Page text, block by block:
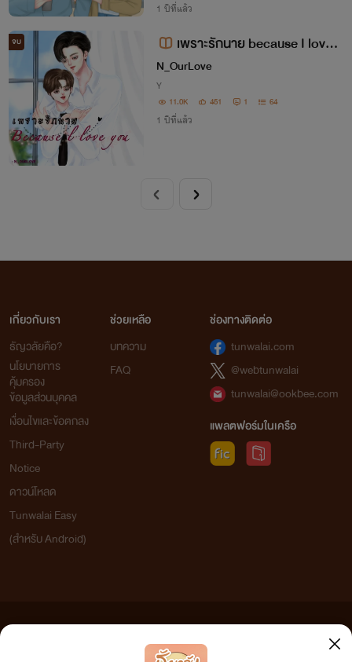
1 ปีที่แล้ว
จบ
เพราะรักนาย because I love y
ou
N_OurLove
Y
11.0K 451 1 64
1 ปีที่แล้ว
เกี่ยวกับเรา
ธัญวลัยคือ?
นโยบายการ
คุ้มครอง
ข้อมูลส่วนบุคคล
เงื่อนไขและข้อตกลง
Third-Party
Notice
ดาวน์โหลด
Tunwalai Easy
(สำหรับ Android)
ช่วยเหลือ
บทความ
FAQ
ช่องทางติดต่อ
tunwalai.com
@webtunwalai
tunwalai@ookbee.com
แพลตฟอร์มในเครือ
เว็บไซต์แห่งนี้ไม่ได้เห็นด้วยและไม่ขอรับผิดชอบต่อข้อความใดๆ ทั้งสิ้น ดังนั้นผู้อ่านทุกท่านโปรดใช้